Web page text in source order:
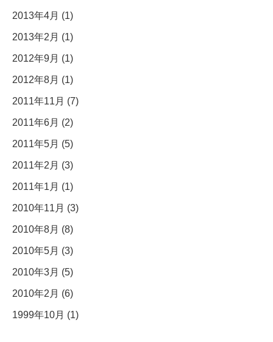
2013年4月 (1)
2013年2月 (1)
2012年9月 (1)
2012年8月 (1)
2011年11月 (7)
2011年6月 (2)
2011年5月 (5)
2011年2月 (3)
2011年1月 (1)
2010年11月 (3)
2010年8月 (8)
2010年5月 (3)
2010年3月 (5)
2010年2月 (6)
1999年10月 (1)